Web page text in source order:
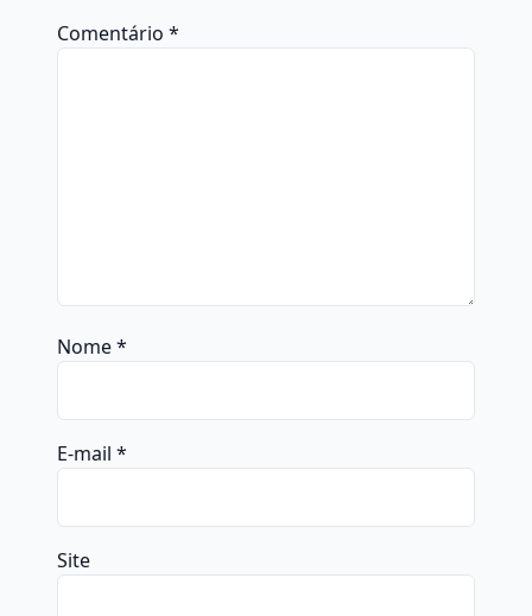
Comentário *
Nome*
E-mail *
Site